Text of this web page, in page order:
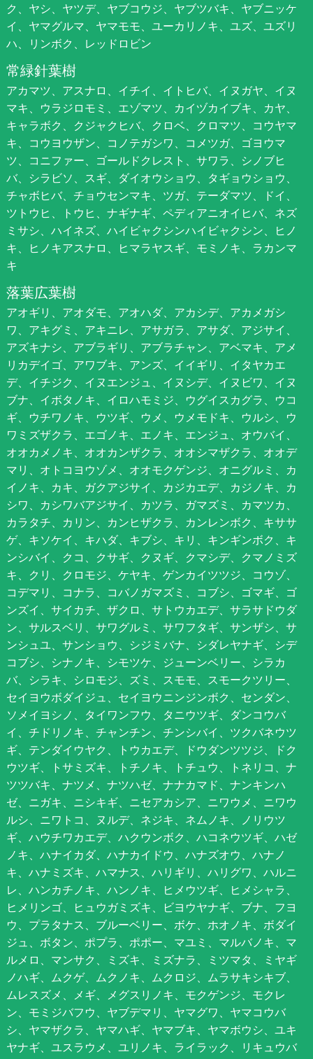
ク、ヤシ、ヤツデ、ヤブコウジ、ヤブツバキ、ヤブニッケ
イ、ヤマグルマ、ヤマモモ、ユーカリノキ、ユズ、ユズリ
ハ、リンボク、レッドロビン
常緑針葉樹
アカマツ、アスナロ、イチイ、イトヒバ、イヌガヤ、イヌ
マキ、ウラジロモミ、エゾマツ、カイヅカイブキ、カヤ、
キャラボク、クジャクヒバ、クロベ、クロマツ、コウヤマ
キ、コウヨウザン、コノテガシワ、コメツガ、ゴヨウマ
ツ、コニファー、ゴールドクレスト、サワラ、シノブヒ
バ、シラビソ、スギ、ダイオウショウ、タギョウショウ、
チャボヒバ、チョウセンマキ、ツガ、テーダマツ、ドイ、
ツトウヒ、トウヒ、ナギナギ、ペディアニオイヒバ、ネズ
ミサシ、ハイネズ、ハイビャクシンハイビャクシン、ヒノ
キ、ヒノキアスナロ、ヒマラヤスギ、モミノキ、ラカンマ
キ
落葉広葉樹
アオギリ、アオダモ、アオハダ、アカシデ、アカメガシ
ワ、アキグミ、アキニレ、アサガラ、アサダ、アジサイ、
アズキナシ、アブラギリ、アブラチャン、アベマキ、アメ
リカデイゴ、アワブキ、アンズ、イイギリ、イタヤカエ
デ、イチジク、イヌエンジュ、イヌシデ、イヌビワ、イヌ
ブナ、イボタノキ、イロハモミジ、ウグイスカグラ、ウコ
ギ、ウチワノキ、ウツギ、ウメ、ウメモドキ、ウルシ、ウ
ワミズザクラ、エゴノキ、エノキ、エンジュ、オウバイ、
オオカメノキ、オオカンザクラ、オオシマザクラ、オオデ
マリ、オトコヨウゾメ、オオモクゲンジ、オニグルミ、カ
イノキ、カキ、ガクアジサイ、カジカエデ、カジノキ、カ
シワ、カシワバアジサイ、カツラ、ガマズミ、カマツカ、
カラタチ、カリン、カンヒザクラ、カンレンボク、キササ
ゲ、キソケイ、キハダ、キブシ、キリ、キンギンボク、キ
ンシバイ、クコ、クサギ、クヌギ、クマシデ、クマノミズ
キ、クリ、クロモジ、ケヤキ、ゲンカイツツジ、コウゾ、
コデマリ、コナラ、コバノガマズミ、コブシ、ゴマギ、ゴ
ンズイ、サイカチ、ザクロ、サトウカエデ、サラサドウダ
ン、サルスベリ、サワグルミ、サワフタギ、サンザシ、サ
ンシュユ、サンショウ、シジミバナ、シダレヤナギ、シデ
コブシ、シナノキ、シモツケ、ジューンベリー、シラカ
バ、シラキ、シロモジ、ズミ、スモモ、スモークツリー、
セイヨウボダイジュ、セイヨウニンジンボク、センダン、
ソメイヨシノ、タイワンフウ、タニウツギ、ダンコウバ
イ、チドリノキ、チャンチン、チンシバイ、ツクバネウツ
ギ、テンダイウヤク、トウカエデ、ドウダンツツジ、ドク
ウツギ、トサミズキ、トチノキ、トチュウ、トネリコ、ナ
ツツバキ、ナツメ、ナツハゼ、ナナカマド、ナンキンハ
ゼ、ニガキ、ニシキギ、ニセアカシア、ニワウメ、ニワウ
ルシ、ニワトコ、ヌルデ、ネジキ、ネムノキ、ノリウツ
ギ、ハウチワカエデ、ハクウンボク、ハコネウツギ、ハゼ
ノキ、ハナイカダ、ハナカイドウ、ハナズオウ、ハナノ
キ、ハナミズキ、ハマナス、ハリギリ、ハリグワ、ハルニ
レ、ハンカチノキ、ハンノキ、ヒメウツギ、ヒメシャラ、
ヒメリンゴ、ヒュウガミズキ、ビヨウヤナギ、ブナ、フヨ
ウ、プラタナス、ブルーベリー、ボケ、ホオノキ、ボダイ
ジュ、ボタン、ポプラ、ポポー、マユミ、マルバノキ、マ
ルメロ、マンサク、ミズキ、ミズナラ、ミツマタ、ミヤギ
ノハギ、ムクゲ、ムクノキ、ムクロジ、ムラサキシキブ、
ムレスズメ、メギ、メグスリノキ、モクゲンジ、モクレ
ン、モミジバフウ、ヤブデマリ、ヤマグワ、ヤマコウバ
シ、ヤマザクラ、ヤマハギ、ヤマブキ、ヤマボウシ、ユキ
ヤナギ、ユスラウメ、ユリノキ、ライラック、リキュウバ